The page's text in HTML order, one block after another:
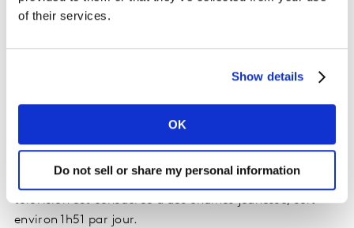
of their services.
Show details
OK
Do not sell or share my personal information
pour recevoir des chaînes jeunesse. Des chaînes dont ils
attendent en priorité qu’elles apprennent à leurs
Une écoute TV largement consacrée aux
chaînes jeunesse
55% du temps passé par les 4-14 ans devant la
télévision est consacrée à des chaînes jeunesse, soit
environ 1h51 par jour.